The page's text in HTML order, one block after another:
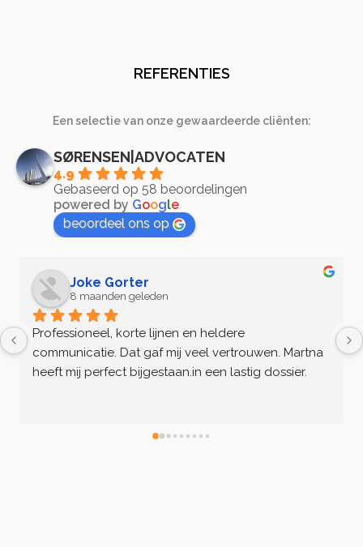
REFERENTIES
Een selectie van onze gewaardeerde cliënten:
SØRENSEN|ADVOCATEN
4.9
Gebaseerd op 58 beoordelingen
powered by Google
beoordeel ons op
Joke Gorter
8 maanden geleden
Professioneel, korte lijnen en heldere
communicatie. Dat gaf mij veel vertrouwen. Martna
heeft mij perfect bijgestaan.in een lastig dossier.